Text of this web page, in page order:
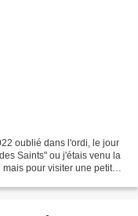
oublié dans l'ordi, le jour
Saints" ou j'étais venu la
pour visiter une petite